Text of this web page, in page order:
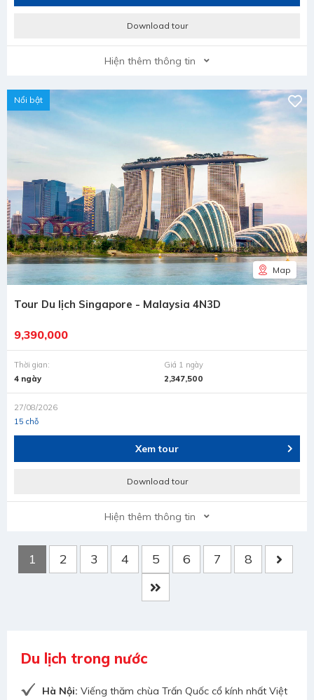
Download tour
Hiện thêm thông tin
Nổi bật
Map
Tour Du lịch Singapore - Malaysia 4N3D
9,390,000
Thời gian:
4 ngày
Giá 1 ngày
2,347,500
27/08/2026
15 chỗ
Xem tour
Download tour
Hiện thêm thông tin
1 2 3 4 5 6 7 8
Du lịch trong nước
Hà Nội: Viếng thăm chùa Trấn Quốc cổ kính nhất Việt